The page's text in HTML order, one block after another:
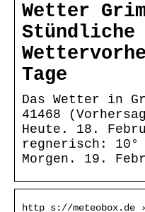
Wetter
Stündliche
Tage
Das Wetter in
41468
Heute. 18.
regnerisch: 10°
Morgen. 19.
http s://meteobox.de